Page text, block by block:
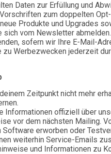
Daten zur Erfüllung und
zum doppelten
Produkte und Upgrades
vom Newsletter
sofern wir Ihre E-Mail-
Werbezwecken jederzeit
Zeitpunkt nicht mehr
Informationen offiziell über
vor dem nächsten Mailing.
erworben oder
weiterhin Service-Emails
und Informationen zu